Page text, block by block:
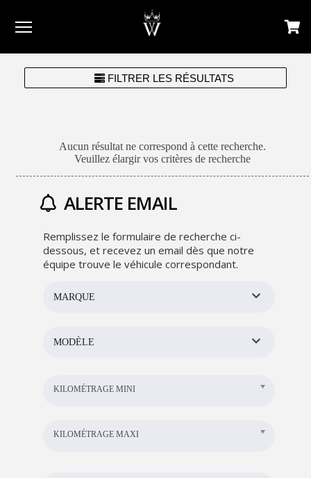
FILTRER LES RÉSULTATS
Aucun résultat ne correspond à cette recherche.
Veuillez élargir vos critères de recherche
ALERTE EMAIL
Remplissez le formulaire de recherche ci-
dessous, et recevez un email dès que notre
équipe trouve le véhicule correspondant.
MARQUE
MODÈLE
KILOMÉTRAGE MINI
KILOMÉTRAGE MAXI